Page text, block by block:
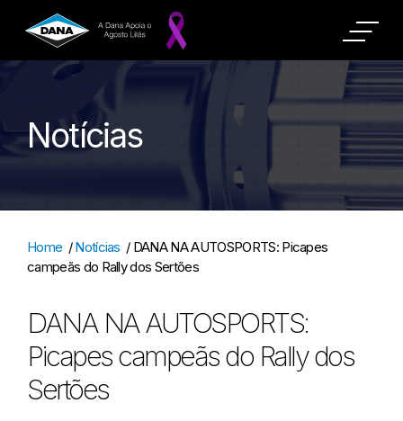
Notícias
Home /Notícias / DANA NA AUTOSPORTS: Picapes
campeãs do Rally dos Sertões
DANA NA AUTOSPORTS:
Picapes campeãs do Rally dos
Sertões